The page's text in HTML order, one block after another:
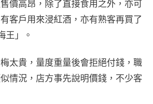
價高昂，除了直接食用之外，亦可
客戶用來浸紅酒，亦有熟客再買了
王」。
太貴，量度重量後會拒絕付錢，職
情況，店方事先說明價錢，不少客